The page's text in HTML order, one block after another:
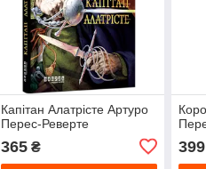
Капітан Алатрісте Артуро
Перес-Реверте
365₴ 399